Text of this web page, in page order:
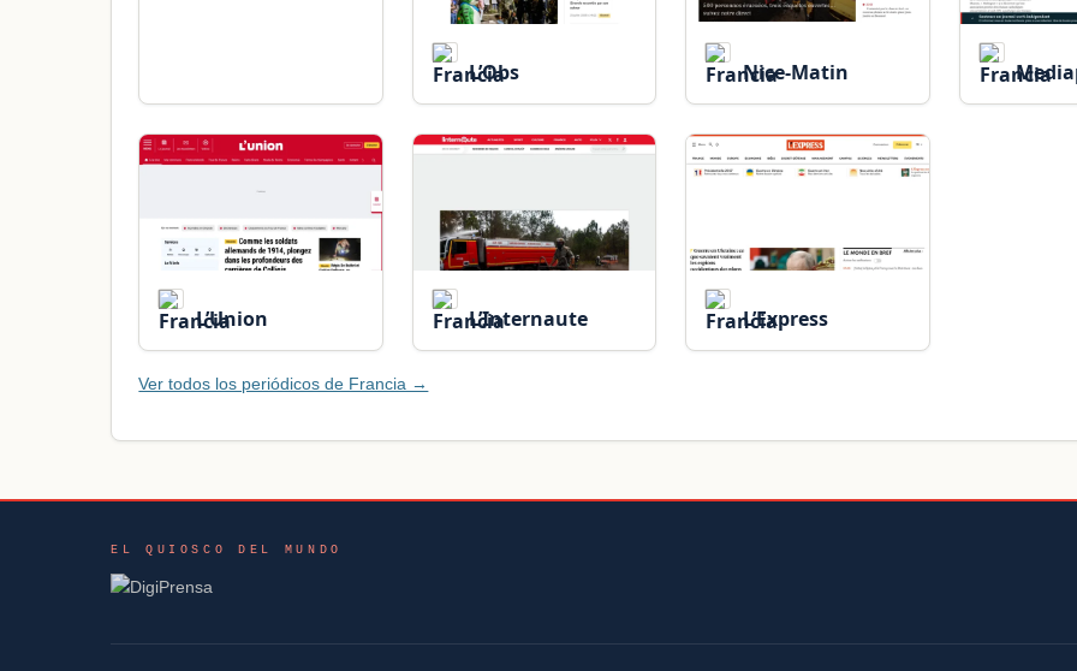
L’Obs Nice-Matin
L’Union L’Internaute L’Express
Ver todos los periódicos de Francia →
EL QUIOSCO DEL MUNDO